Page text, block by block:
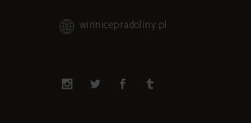
winnicepradoliny.pl